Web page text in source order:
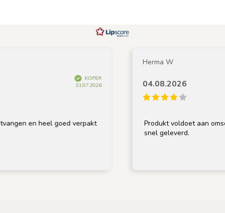
KOPER
31.07.2026
en heel goed verpakt
Herma W
04.08.2026
Produkt voldoet aan
snel geleverd.